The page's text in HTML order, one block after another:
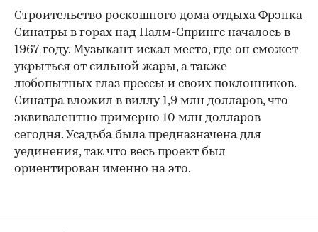
Строительство роскошного дома отдыха Фрэнка
Синатры в горах над Палм-Спрингс началось в
1967 году. Музыкант искал место, где он сможет
укрыться от сильной жары, а также
любопытных глаз прессы и своих поклонников.
Синатра вложил в виллу 1,9 млн долларов, что
эквивалентно примерно 10 млн долларов
сегодня. Усадьба была предназначена для
уединения, так что весь проект был
ориентирован именно на это.